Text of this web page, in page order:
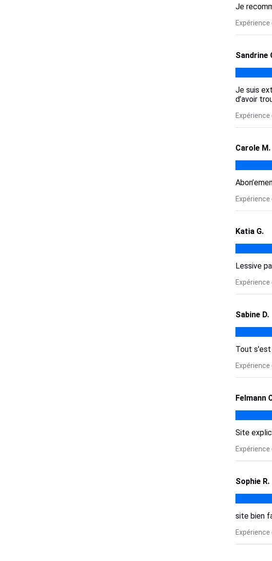
Je
Expérience
Sandrine
Je suis
d’avoir
Expérience
Carole M.
Expérience
Katia G.
Lessive
Expérience
Sabine D.
Tout s'est
Expérience
Felmann
Site
Expérience
Sophie R.
site bien
Expérience